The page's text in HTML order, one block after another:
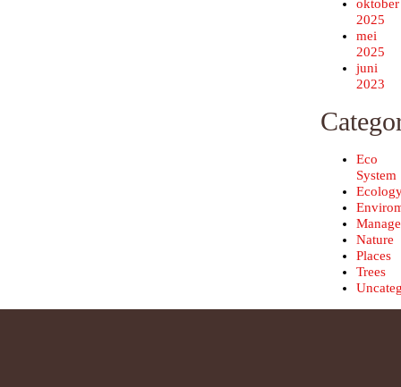
oktober
2025
mei
2025
juni
2023
Eco
System
Nature
Places
Trees